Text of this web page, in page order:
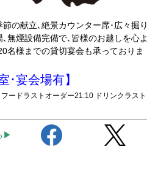
の献立､絶景カウンター席･広々掘り
無煙設備完備で､皆様のお越しを心よ
名様までの貸切宴会も承っておりま
･宴会場有】
ードラストオーダー21:10 ドリンクラスト
▶